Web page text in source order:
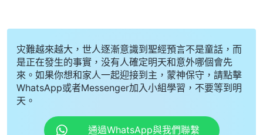
灾難越來越大，世人逐漸意識到聖經預言不是童話，而
是正在發生的事實，没有人確定明天和意外哪個會先
來。如果你想和家人一起迎接到主，蒙神保守，請點擊
WhatsApp或者Messenger加入小組學習，不要等到明
天。
通過WhatsApp與我們聯繫